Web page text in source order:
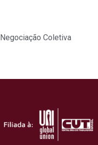
Negociação Coletiva